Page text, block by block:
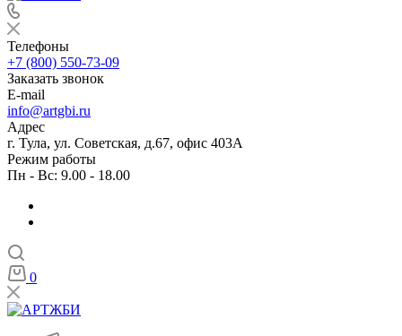
Телефоны
+7 (800) 550-73-09
Заказать звонок
E-mail
info@artgbi.ru
Адрес
г. Тула, ул. Советская, д.67, офис 403А
Режим работы
Пн - Вс: 9.00 - 18.00
0